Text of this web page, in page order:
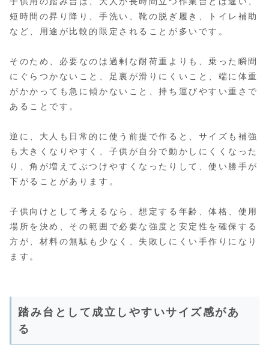
短時間の昇り降り、手洗い、靴の脱ぎ履き、トイレ補助
など、用途が比較的限定されることが多いです。
そのため、必要なのは過剰な耐荷重よりも、乗った瞬間
にぐらつかないこと、足裏が滑りにくいこと、端に体重
がかかっても急に傾かないこと、持ち運びやすい重さで
あることです。
逆に、大人も日常的に使う前提で作ると、サイズも補強
も大きくなりやすく、子供が自分で動かしにくくなった
り、角が増えてぶつけやすくなったりして、使い勝手が
下がることがあります。
子供向けとして考えるなら、想定する年齢、体格、使用
場所を決め、その範囲で必要な強度と安定性を確保する
方が、材料の無駄も少なく、失敗しにくい手作りになり
ます。
踏み台として成立しやすいサイズ感があ
る